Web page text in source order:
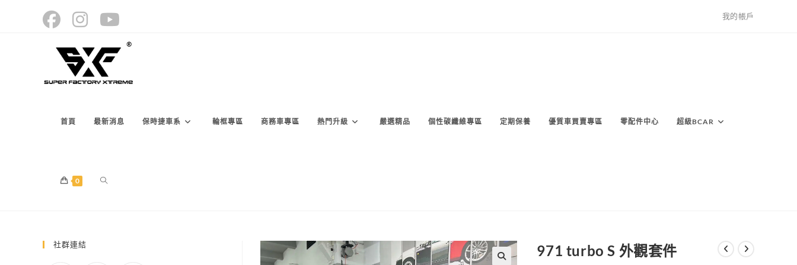
我的帳戶
首頁 最新消息 保時捷車系 輪框專區 商務車專區 熱門升級 嚴選精品 個性碳纖維專區 定期保養 優質車買賣專區 零配件中心 超級BCAR
0 TOGGLE
971 turbo S 外觀套件
社群連結